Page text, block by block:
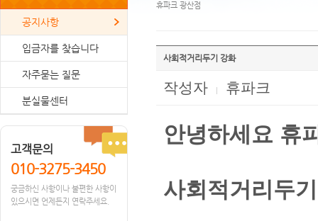
공지사항
입금자를 찾습니다
자주묻는 질문
분실물센터
고객문의
010-3275-3450
궁금하신 사항이나 불편한 사항이
있으시면 언제든지 연락주세요.
휴파크 광산점
사회적거리두기 강화
작성자 | 휴파크
안녕하세요 휴
사회적거리두